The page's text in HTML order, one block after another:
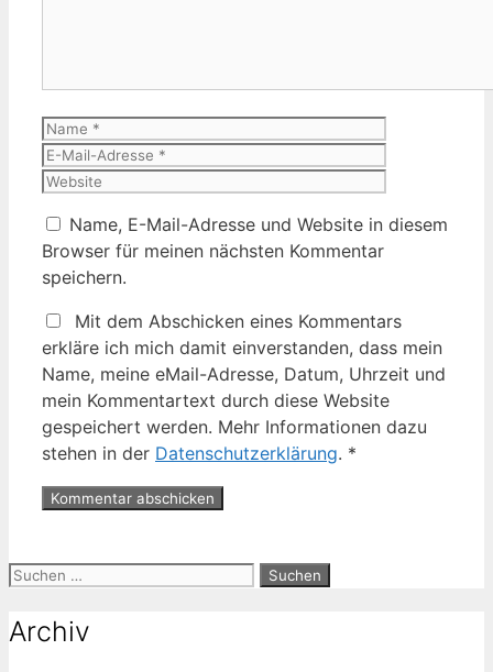
Name
Name, E-Mail-Adresse und Website in diesem
Browser für meinen nächsten Kommentar
speichern.
Mit dem Abschicken eines Kommentars
erkläre ich mich damit einverstanden, dass mein
Name, meine eMail-Adresse, Datum, Uhrzeit und
mein Kommentartext durch diese Website
gespeichert werden. Mehr Informationen dazu
stehen in der Datenschutzerklärung. *
Suche
Archiv